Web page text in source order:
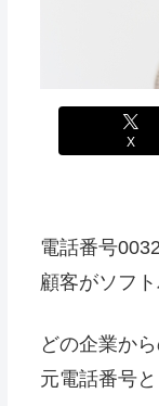
X
電話番号
顧客がソフ
どの企業か
元電話番号